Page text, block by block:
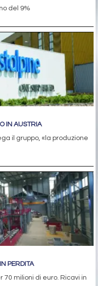
del 9%
IN AUSTRIA
il gruppo, «la produzione
PERDITA
70 milioni di euro. Ricavi in